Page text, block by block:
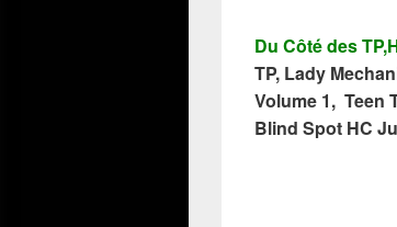
Du Côté des
TP, Lady
Volume 1, Teen
Blind Spot HC